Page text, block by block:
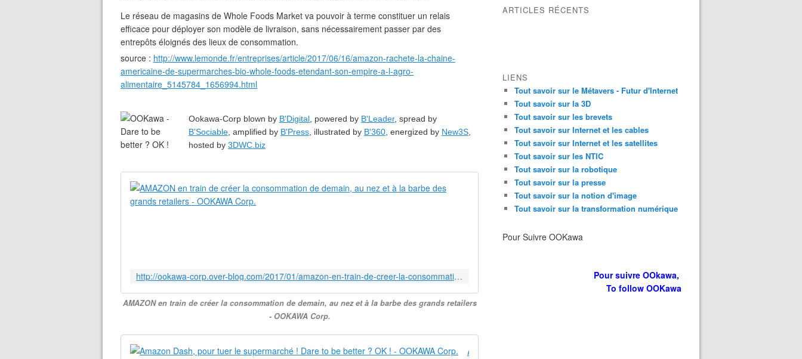
Le réseau de magasins de Whole Foods Market va pouvoir à terme constituer un relais
efficace pour déployer son modèle de livraison, sans nécessairement passer par des
entrepôts éloignés des lieux de consommation.
source : http://www.lemonde.fr/entreprises/article/2017/06/16/amazon-rachete-la-chaine-
americaine-de-supermarches-bio-whole-foods-etendant-son-empire-a-l-agro-
alimentaire_5145784_1656994.html
Ookawa-Corp blown by B'Digital , powered by B'Leader , spread by
B'Sociable , amplified by B'Press , illustrated by B'360 , energized by New3S
hosted by 3DWC.biz
AMAZON en train de créer la consommation de demain, au nez et à la
o
http://ookawa-corp.over-blog.com/2017/01/amazon-en-train-de-creer-la-consommation-de-demain-au-nez-et-a-la-barbe-des-grands-retailers.html
AMAZON en train de créer la consommation de demain, au nez et à la barbe des grands retailers
- OOKAWA Corp.
ARTICLES RÉCENTS
LIENS
Tout savoir sur le Métavers - Futur d'Internet
Tout savoir sur la 3D
Tout savoir sur les brevets
Tout savoir sur Internet et les cables
Tout savoir sur Internet et les satellites
Tout savoir sur les NTIC
Tout savoir sur la robotique
Tout savoir sur la presse
Tout savoir sur la notion d'image
Tout savoir sur la transformation numérique
Pour Suivre OOKawa
Pour suivre OOkawa,
To follow OOKawa